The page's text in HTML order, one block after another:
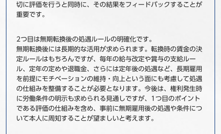
切に評価を行うと同時に、その結果をフィードバックすることが
重要です。
2つ目は無期転換後の処遇ルールの明確化です。
無期転換後には長期的な活用が求められます。転換時の賃金の決
定ルールはもちろんですが、毎年の給与改定や賞与の支給ルー
ル、定年の定めや退職金、さらには定年後の処遇など、長期雇用
を前提にモチベーションの維持・向上という面にも考慮して処遇
の仕組みを整備することが必要となります。今後は、権利発生時
に労働条件の明示も求められる見通しですが、1つ目のポイント
である評価の仕組みを含め、事前に無期雇用後の処遇や条件につ
いて本人に周知することが望ましいと考えます。